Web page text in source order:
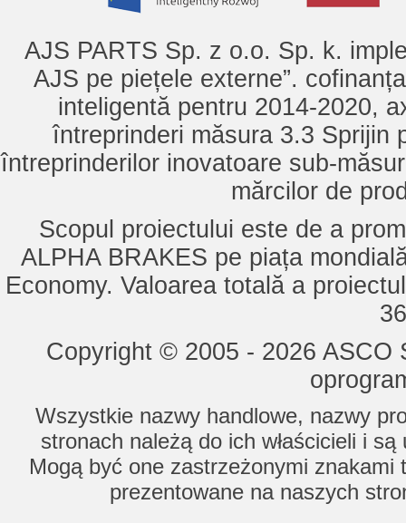
AJS PARTS Sp. z o.o. Sp. k.
AJS pe piețele externe”.
inteligentă pentru 2014-2020,
întreprinderi măsura 3.3 Sprijin
întreprinderilor inovatoare sub-
mărcilor de
Scopul proiectului este de a
ALPHA BRAKES pe piața
Economy. Valoarea totală a
Copyright © 2005 - 2026
Wszystkie nazwy handlowe, nazwy
stronach należą do ich właścicieli i
Mogą być one zastrzeżonymi znakami
prezentowane na naszych